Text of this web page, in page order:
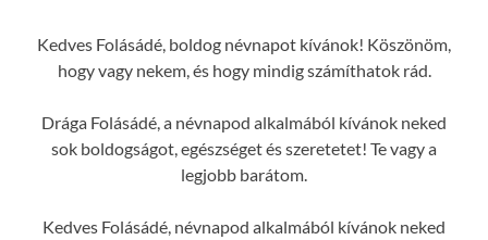
Kedves Folásádé, boldog névnapot kívánok! Köszönöm,
hogy vagy nekem, és hogy mindig számíthatok rád.
Drága Folásádé, a névnapod alkalmából kívánok neked
sok boldogságot, egészséget és szeretetet! Te vagy a
legjobb barátom.
Kedves Folásádé, névnapod alkalmából kívánok neked